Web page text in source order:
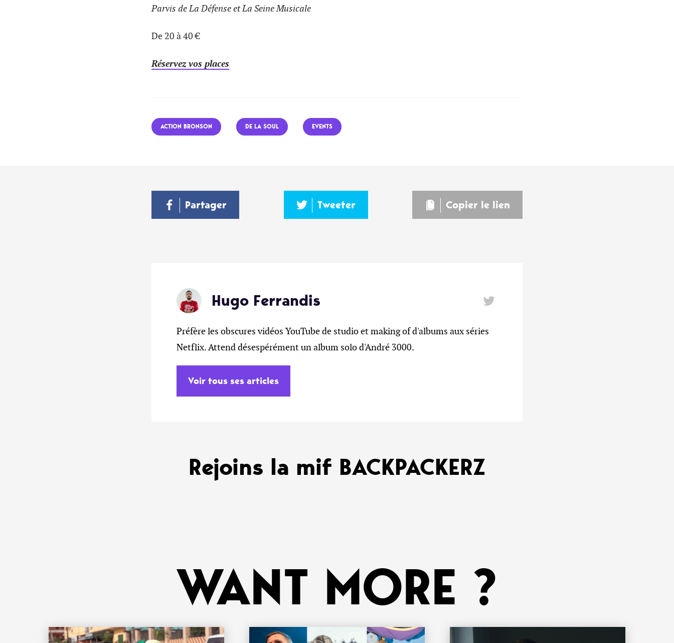
Parvis de La Défense et La Seine Musicale
De 20 à 40 €
Réservez vos places
ACTION BRONSON DE LA SOUL EVENTS
Partager Tweeter Copier le lien
Hugo Ferrandis
Préfère les obscures vidéos YouTube de studio et making of d'albums aux séries
Netflix. Attend désespérément un album solo d'André 3000.
Voir tous ses articles
Rejoins la mif BACKPACKERZ
WANT MORE ?